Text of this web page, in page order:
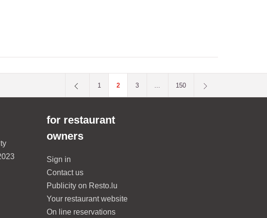
1 2 3 ... 150
for restaurant
owners
Sign in
Contact us
Publicity on Resto.lu
Your restaurant website
On line reservations